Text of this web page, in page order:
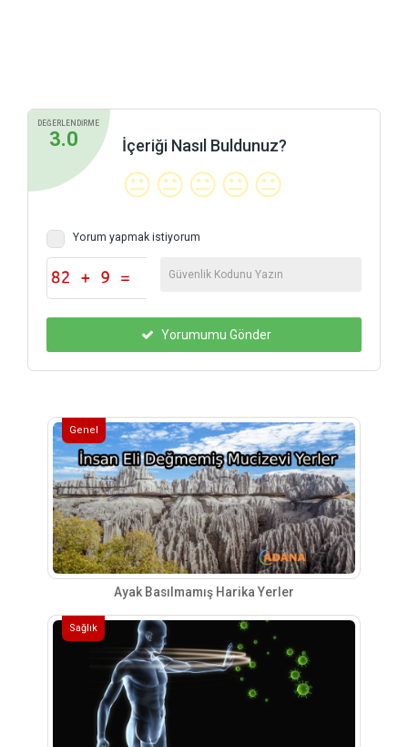
DEĞERLENDİRME
3.0 İçeriği Nasıl Buldunuz?
😐😐😐😐😐
Yorum yapmak istiyorum
Yorumumu Gönder
Genel
Ayak Basılmamış Harika Yerler
Sağlık